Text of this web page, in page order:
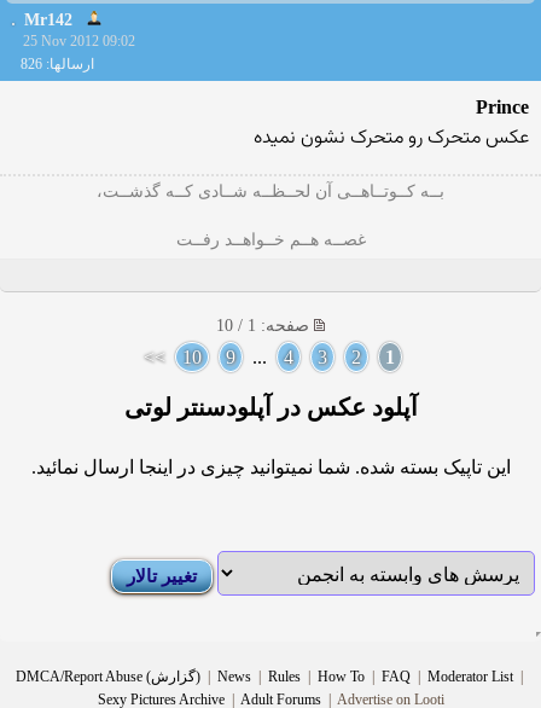
Mr142
25 Nov 2012 09:02
ارسالها: 826
Prince
عکس متحرک رو متحرک نشون نمیده
بــه کــوتــاهــی آن لحــظــه شــادی کــه گذشــت،
غصــه هــم خــواهــد رفــت
صفحه: 1 / 10
1
2
3
4
...
9
10
>>
آپلود عکس در آپلودسنتر لوتی
این تاپیک بسته شده. شما نمیتوانید چیزی در اینجا ارسال نمائید.
DMCA/Report Abuse (گزارش) News Rules How To FAQ Moderator List
Sexy Pictures Archive
Adult Forums Advertise on Looti